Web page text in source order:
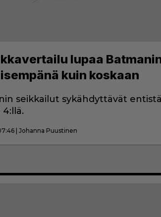
lupaa
kuin koskaan
seikkailut sykähdyttävät
| Johanna Puustinen